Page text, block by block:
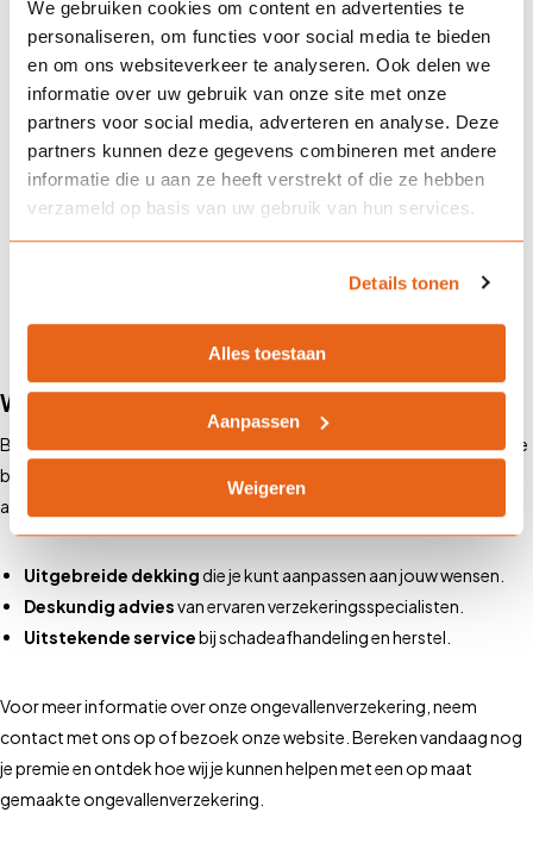
We gebruiken cookies om content en advertenties te
personaliseren, om functies voor social media te bieden
en om ons websiteverkeer te analyseren. Ook delen we
informatie over uw gebruik van onze site met onze
partners voor social media, adverteren en analyse. Deze
partners kunnen deze gegevens combineren met andere
informatie die u aan ze heeft verstrekt of die ze hebben
verzameld op basis van uw gebruik van hun services.
Details tonen
Alles toestaan
Aanpassen
Weigeren
Kan ik mijn verzekering tussentijds
aanpassen?
Wat moet ik doen bij een ongeval?
Waarom kiezen voor Landman Assurantiën?
Bij Landman Assurantiën in Alkmaar begrijpen we dat iedereen andere
behoeften heeft. Daarom bieden wij maatwerkoplossingen die
aansluiten bij jouw situatie.
Uitgebreide dekkingdie je kunt aanpassen aan jouw wensen.
Deskundig adviesvan ervaren verzekeringsspecialisten.
Uitstekende servicebij schadeafhandeling en herstel.
Voor meer informatie over onze ongevallenverzekering, neem
contact met ons op of bezoek onze website. Bereken vandaag nog
je premie en ontdek hoe wij je kunnen helpen met een op maat
gemaakte ongevallenverzekering.